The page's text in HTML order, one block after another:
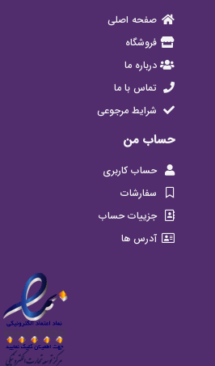
صفحه اصلی
فروشگاه
درباره ما
تماس با ما
شرایط مرجوعی
حساب من
حساب کاربری
سفارشات
جزییات حساب
آدرس ها